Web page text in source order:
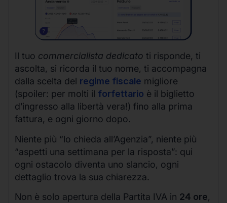
Il tuo commercialista dedicato ti risponde, ti
ascolta, si ricorda il tuo nome, ti accompagna
dalla scelta del regime fiscale migliore
(spoiler: per molti il forfettario è il biglietto
d’ingresso alla libertà vera!) fino alla prima
fattura, e ogni giorno dopo.
Niente più “lo chieda all’Agenzia”, niente più
“aspetti una settimana per la risposta”: qui
ogni ostacolo diventa uno slancio, ogni
dettaglio trova la sua chiarezza.
Non è solo apertura della Partita IVA in 24 ore,